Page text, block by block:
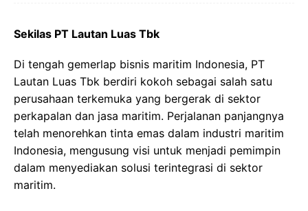
Sekilas PT Lautan Luas Tbk
Di tengah gemerlap bisnis maritim Indonesia, PT
Lautan Luas Tbk berdiri kokoh sebagai salah satu
perusahaan terkemuka yang bergerak di sektor
perkapalan dan jasa maritim. Perjalanan panjangnya
telah menorehkan tinta emas dalam industri maritim
Indonesia, mengusung visi untuk menjadi pemimpin
dalam menyediakan solusi terintegrasi di sektor
maritim.